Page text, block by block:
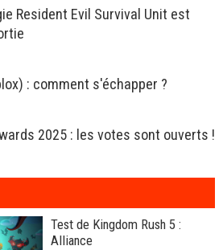
Resident Evil Survival Unit est
: comment s'échapper ?
2025 : les votes sont ouverts !
Test de Kingdom Rush 5 :
Alliance